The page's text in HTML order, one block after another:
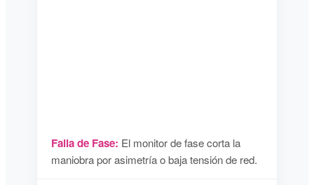
Falla de Fase: El monitor de fase corta la
maniobra por asimetría o baja tensión de red.